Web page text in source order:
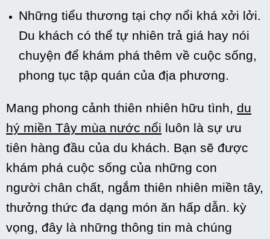
Những tiểu thương tại chợ nổi kháxởi lởi.
Du khách có thể tự nhiên trả giá hay nói
chuyện để khám phá thêm về cuộc sống,
phong tục tập quán của địa phương.
Mang phong cảnh thiên nhiên hữu tình, du
hý miền Tây mùa nước nổi luôn là sự ưu
tiên hàng đầu của du khách. Bạn sẽ được
khám phá cuộc sống của những con
người chân chất, ngắm thiên nhiên miền tây,
thưởng thức đa dạng món ăn hấp dẫn. kỳ
vọng, đây là những thông tin mà chúng